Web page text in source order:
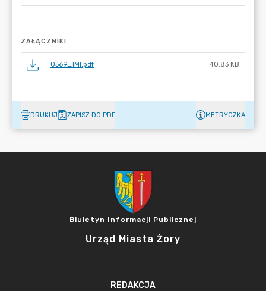
ZAŁĄCZNIKI
0569_IMI.pdf 40.83 KB
DRUKUJ ZAPISZ DO PDF METRYCZKA
Biuletyn Informacji Publicznej
Urząd Miasta Żory
REDAKCJA